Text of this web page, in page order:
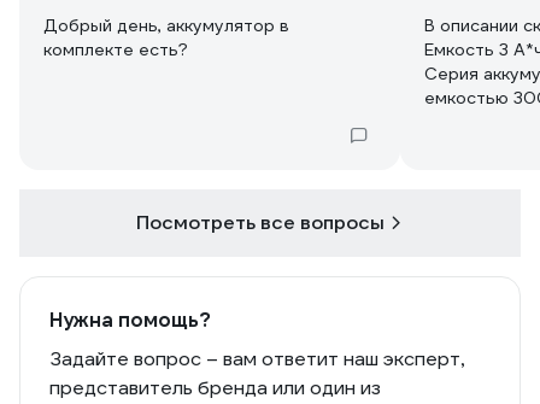
Добрый день, аккумулятор в
комплекте есть?
В описании
Емкость 3 А*ч
Серия
емкостью
Посмотреть все вопросы
Нужна помощь?
Задайте вопрос – вам ответит наш эксперт,
представитель бренда или один из